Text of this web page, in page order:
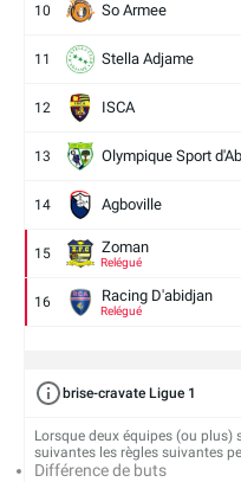
10 So Armee
11 Stella Adjame
12 ISCA
13 Olympique Sport
14 Agboville
15 Zoman
Relégué
16 Racing D'abidjan
Relégué
brise-cravate Ligue 1
Lorsque deux équipes (ou plus)
suivantes les règles suivantes
Différence de buts